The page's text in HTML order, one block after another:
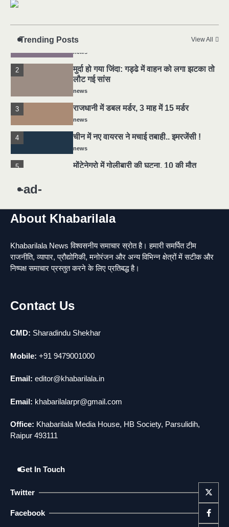
Trending Posts View All
1 यमदूत बना डॉक्टर, 6 लोगों को रौंदा, 2 की मौत
news
2
मुर्दा हो गया जिंदा: गड्ढे में वाहन को लगा झटका तो
लौट गई सांस
news
3 राजधानी में डबल मर्डर, 3 माह में 15 मर्डर
news
4 चीन में नए वायरस ने मचाई तबाही.. इमरजेंसी !
news
5 मोंटेनेग्रो में गोलीबारी की घटना, 10 की मौत
2
मुर्दा हो गया जिंदा: गड्ढे में वाहन को लगा झटका तो
news
राजधानी में डबल मर्डर, 3 माह में 15 मर्डर
news
news
-ad-
About Khabarilala
Khabarilala News विश्वसनीय समाचार स्रोत है। हमारी समर्पित टीम
राजनीति, व्यापार, प्रौद्योगिकी, मनोरंजन और अन्य विभिन्न क्षेत्रों में सटीक और
निष्पक्ष समाचार प्रस्तुत करने के लिए प्रतिबद्ध है।
Contact Us
CMD: Sharadindu Shekhar
Mobile: +91 9479001000
Email: editor@khabarilala.in
Email: khabarilalarpr@gmail.com
Office: Khabarilala Media House, HB Society, Parsulidih,
Raipur 493111
Get In Touch
Twitter
Facebook